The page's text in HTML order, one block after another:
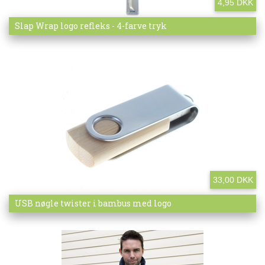
4,95 DKK
Slap Wrap logo refleks - 4-farve tryk
Mere info
33,00 DKK
USB nøgle twister i bambus med logo
Mere info